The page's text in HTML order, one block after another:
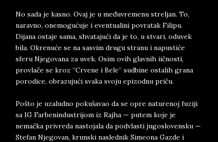
No sada je kasno. Ovaj je u međuvremenu streljan. To,
naravno, onemogućuje i eventualini povratak Filipu.
Dijana ostaje sama, shvatajući da je to, u stvari, oduvek
bila. Okrenuće se na sasvim drugu stranu i napustiće
sferu Njegovana za uvek. Osim ovih glavnih iičnosti,
provlače se kroz “Crvene i Bele” sudbine ostalih grana
porodice, obrazujući svaka svoju epizodnu priču.
Pošto je uzaludno pokušavao da se opre naturenoj fuziji
sa IG Farbenindustrijom iz Rajha — putem koje je
nemačka privreda nastojala da podvlasti jugoslovensku —
Stefan Njegovan, krunski naslednik Simeona Gazde i